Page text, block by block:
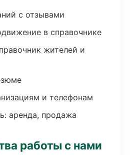
с отзывами
в справочнике
жителей и
и телефонам
аренда, продажа
работы с нами